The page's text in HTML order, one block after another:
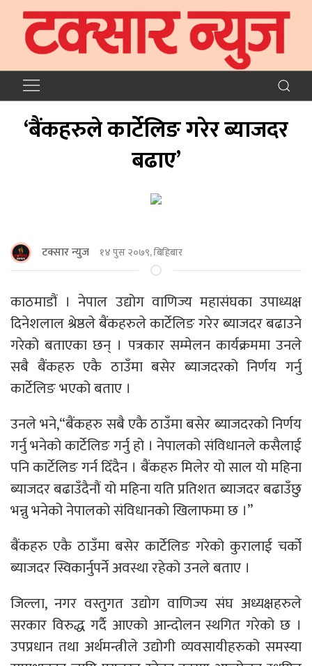
‘बैंकहरुले कार्टेलिङ गरेर ब्याजदर
बढाए’
टक्सार न्युज १४ पुस २०७९, बिहिबार
काठमाडौं । नेपाल उद्योग वाणिज्य महासंघका उपाध्यक्ष
दिनेशलाल श्रेष्ठले बैंकहरुले कार्टेलिङ गरेर ब्याजदर बढाउने
गरेको बताएका छन् । पत्रकार सम्मेलन कार्यक्रममा उनले
सबै बैंकहरु एकै ठाउँमा बसेर ब्याजदरको निर्णय गर्नु
कार्टेलिङ भएको बताए ।
उनले भने,“बैंकहरु सबै एकै ठाउँमा बसेर ब्याजदरको निर्णय
गर्नु भनेको कार्टेलिङ गर्नु हो । नेपालको संविधानले कसैलाई
पनि कार्टेलिङ गर्न दिँदैन । बैंकहरु मिलेर यो साल यो महिना
ब्याजदर बढाउँदैनौं यो महिना यति प्रतिशत ब्याजदर बढाउँछु
भन्नु भनेको नेपालको संविधानको खिलाफमा छ ।”
बैंकहरु एकै ठाउँमा बसेर कार्टेलिङ गरेको कुरालाई चर्को
ब्याजदर स्विकार्नुपर्ने अवस्था रहेको उनले बताए ।
जिल्ला, नगर वस्तुगत उद्योग वाणिज्य संघ अध्यक्षहरुले
सरकार विरुद्ध गर्दै आएको आन्दोलन स्थगित गरेको छ ।
उपप्रधान तथा अर्थमन्त्रीले उद्योगी व्यवसायीहरुको समस्या